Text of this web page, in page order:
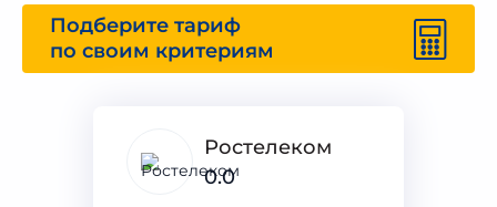
Подберите тариф
по своим критериям
Ростелеком
0.0